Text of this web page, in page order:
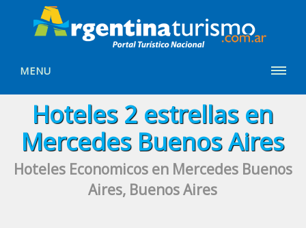
MENU
Hoteles 2 estrellasen
Mercedes Buenos Aires
Hoteles Economicosen Mercedes Buenos
Aires, Buenos Aires